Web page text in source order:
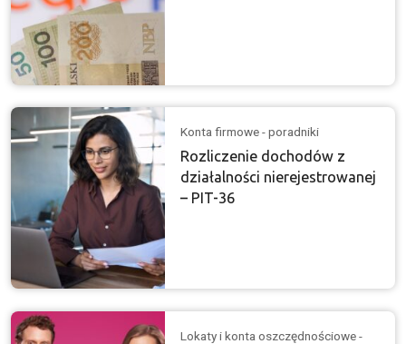
Konta firmowe - poradniki
Rozliczenie dochodów z
działalności nierejestrowanej
– PIT-36
Lokaty i konta oszczędnościowe -